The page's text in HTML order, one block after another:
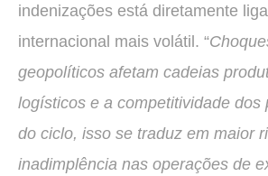
indenizações está diretamente
internacional mais volátil. “
geopolíticos afetam cadeias
logísticos e a competitividade dos
do ciclo, isso se traduz em maior
inadimplência nas operações de